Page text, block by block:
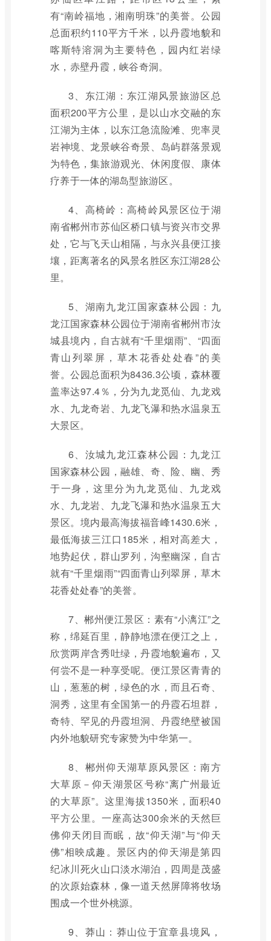
有“南岭福地，湘南明珠”的美誉。公园
总面积约110平方千米，以丹霞地貌和
喀斯特溶洞为主要特色，园内红岩绿
水，赤壁丹霞，峡谷奇洞。
3、东江湖：东江湖风景旅游区总
面积200平方公里，是以山水交融的东
江湖为主体，以东江急流险滩、兜率灵
岩神境、龙景峡谷奇景、岛屿群落景观
为特色，集旅游观光、休闲度假、康体
疗养于一体的湖岛型旅游区。
4、高椅岭：高椅岭风景区位于湖
南省郴州市苏仙区桥口镇与资兴市交界
处，它与飞天山相隔，与永兴县便江接
壤，距离著名的风景名胜区东江湖28公
里。
5、湖南九龙江国家森林公园：九
龙江国家森林公园位于湖南省郴州市汝
城县境内，自古就有“千里烟雨”、“四面
青山列翠屏，草木花香处处春”的美
誉。公园总面积为8436.3公顷，森林覆
盖率达97.4％，分为九龙觅仙、九龙戏
水、九龙奇岩、九龙飞瀑和热水温泉五
大景区。
6、汝城九龙江森林公园：九龙江
国家森林公园，融雄、奇、险、幽、秀
于一身，这里分为九龙觅仙、九龙戏
水、九龙岩、九龙飞瀑和热水温泉五大
景区。境内最高海拔福音峰1430.6米，
最低海拔三江口185米，相对高差大，
地势起伏，群山罗列，沟壑幽深，自古
就有“千里烟雨”“四面青山列翠屏，草木
花香处处春”的美誉。
7、郴州便江景区：素有“小漓江”之
称，绵延百里，静静地漂在便江之上，
欣赏两岸含秀吐绿，丹霞地貌遍布，又
何尝不是一种享受呢。便江景区青青的
山，葱葱的树，绿色的水，而且石奇、
洞秀，这里有全国第一的丹霞石坦群，
奇特、罕见的丹霞坦洞、丹霞绝壁被国
内外地貌研究专家赞为中华第一。
8、郴州仰天湖草原风景区：南方
大草原－仰天湖景区号称“离广州最近
的大草原”。这里海拔1350米，面积40
平方公里。一座高达300余米的天然巨
佛仰天闭目而眠，故“仰天湖”与“仰天
佛”相映成趣。景区内的仰天湖是第四
纪冰川死火山口淡水湖泊，四周是茂盛
的次原始森林，像一道天然屏障将牧场
围成一个世外桃源。
9、莽山：莽山位于宜章县境风，